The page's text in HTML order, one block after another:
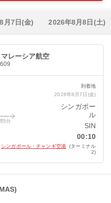
月7日(金) 2026年8月8日(土)
マレーシア航空
5分
到着地
2026年8月7日(金)
シンガポー
ル
SIN
00:10
シンガポール・チャンギ空港 (ターミナル
2)